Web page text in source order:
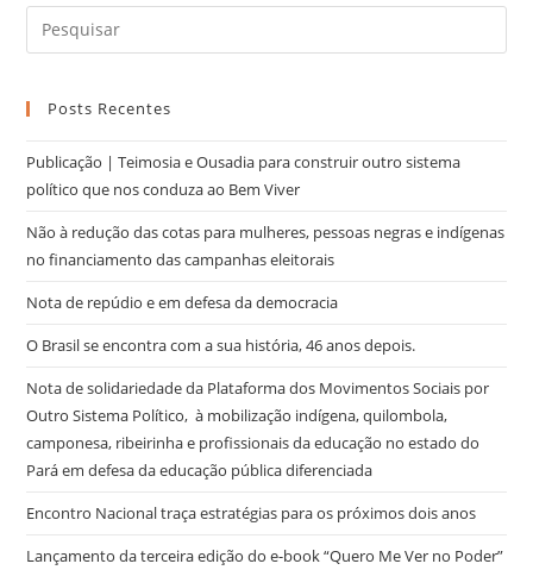
Posts Recentes
Publicação | Teimosia e Ousadia para construir outro sistema
político que nos conduza ao Bem Viver
Não à redução das cotas para mulheres, pessoas negras e indígenas
no financiamento das campanhas eleitorais
Nota de repúdio e em defesa da democracia
O Brasil se encontra com a sua história, 46 anos depois.
Nota de solidariedade da Plataforma dos Movimentos Sociais por
Outro Sistema Político, à mobilização indígena, quilombola,
camponesa, ribeirinha e profissionais da educação no estado do
Pará em defesa da educação pública diferenciada
Encontro Nacional traça estratégias para os próximos dois anos
Lançamento da terceira edição do e-book “Quero Me Ver no Poder”